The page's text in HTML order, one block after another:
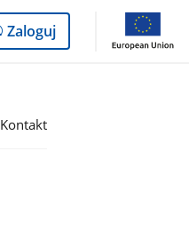
Logowanie
do
Zaloguj
Kontakt